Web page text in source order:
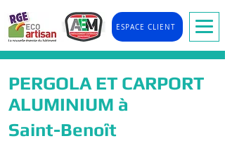
ESPACE CLIENT
PERGOLA ET CARPORT
ALUMINIUM à
Saint-Benoît